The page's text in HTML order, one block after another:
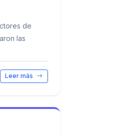
de
las
Leer más